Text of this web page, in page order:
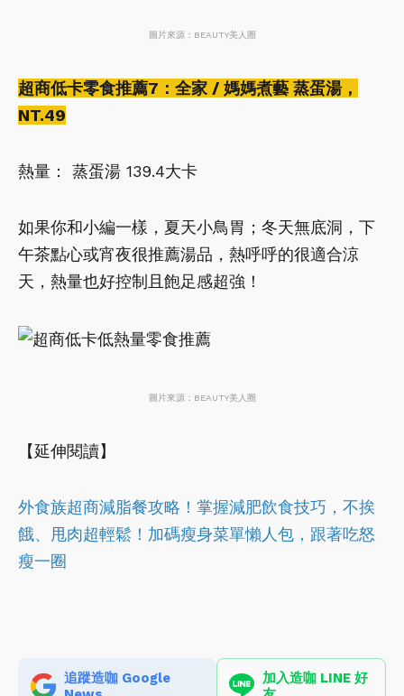
圖片來源：BEAUTY美人圈
超商低卡零食推薦7：全家 / 媽媽煮藝 蒸蛋湯，
NT.49
熱量： 蒸蛋湯 139.4大卡
如果你和小編一樣，夏天小鳥胃；冬天無底洞，下
午茶點心或宵夜很推薦湯品，熱呼呼的很適合涼
天，熱量也好控制且飽足感超強！
圖片來源：BEAUTY美人圈
【延伸閱讀】
外食族超商減脂餐攻略！掌握減肥飲食技巧，不挨
餓、甩肉超輕鬆！加碼瘦身菜單懶人包，跟著吃怒
瘦一圈
追蹤造咖 Google
加入造咖 LINE 好